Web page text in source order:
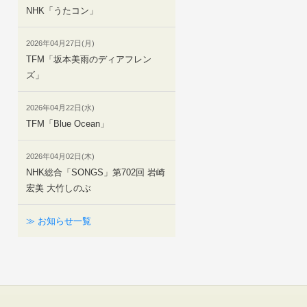
NHK「うたコン」
2026年04月27日(月)
TFM「坂本美雨のディアフレン
ズ」
2026年04月22日(水)
TFM「Blue Ocean」
2026年04月02日(木)
NHK総合「SONGS」第702回 岩崎
宏美 大竹しのぶ
≫ お知らせ一覧